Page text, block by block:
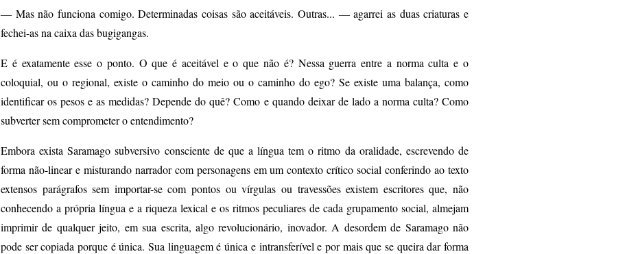
― Mas não funciona comigo. Determinadas coisas são aceitáveis. Outras... ― agarrei as duas criaturas e
fechei-as na caixa das bugigangas.
E é exatamente esse o ponto. O que é aceitável e o que não é? Nessa guerra entre a norma culta e o
coloquial, ou o regional, existe o caminho do meio ou o caminho do ego? Se existe uma balança, como
identificar os pesos e as medidas? Depende do quê? Como e quando deixar de lado a norma culta? Como
subverter sem comprometer o entendimento?
Embora exista Saramago subversivo consciente de que a língua tem o ritmo da oralidade, escrevendo de
forma não-linear e misturando narrador com personagens em um contexto crítico social conferindo ao texto
extensos parágrafos sem importar-se com pontos ou vírgulas ou travessões existem escritores que, não
conhecendo a própria língua e a riqueza lexical e os ritmos peculiares de cada grupamento social, almejam
imprimir de qualquer jeito, em sua escrita, algo revolucionário, inovador. A desordem de Saramago não
pode ser copiada porque é única. Sua linguagem é única e intransferível e por mais que se queira dar forma